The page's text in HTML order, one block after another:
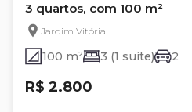
3 quartos, com 100 m²
Jardim Vitória
100 m² 3 (1 suíte) 2
R$ 2.800